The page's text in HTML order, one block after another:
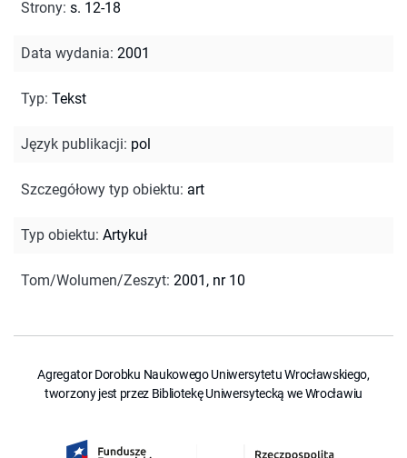
Strony: s. 12-18
Data wydania: 2001
Typ: Tekst
Język publikacji: pol
Szczegółowy typ obiektu: art
Typ obiektu: Artykuł
Tom/Wolumen/Zeszyt: 2001, nr 10
Agregator Dorobku Naukowego Uniwersytetu Wrocławskiego,
tworzony jest przez Bibliotekę Uniwersytecką we Wrocławiu